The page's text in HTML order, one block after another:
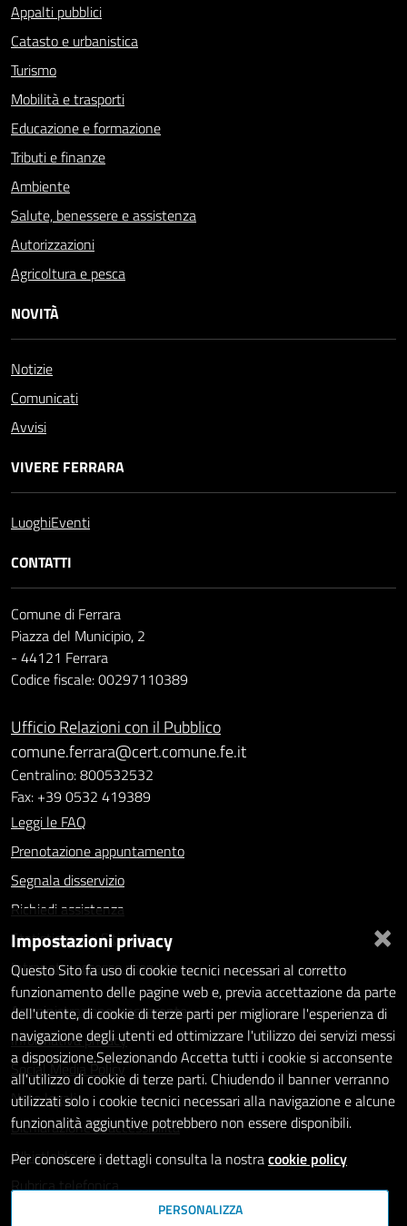
Appalti pubblici
Catasto e urbanistica
Turismo
Mobilità e trasporti
Educazione e formazione
Tributi e finanze
Ambiente
Salute, benessere e assistenza
Autorizzazioni
Agricoltura e pesca
NOVITÀ
Notizie
Comunicati
Avvisi
VIVERE FERRARA
LuoghiEventi
CONTATTI
Comune di Ferrara
Piazza del Municipio, 2
- 44121 Ferrara
Codice fiscale: 00297110389
Ufficio Relazioni con il Pubblico
comune.ferrara@cert.comune.fe.it
Centralino: 800532532
Fax: +39 0532 419389
Leggi le FAQ
Prenotazione appuntamento
Segnala disservizio
Richiedi assistenza
Statistiche dei Siti web
Intranet - accesso riservato
Amministrazione trasparente
Informativa privacy
Social Media Policy
Note legali
Dichiarazione di accessibilità
Whistleblowing
Rubrica telefonica
×
Impostazioni privacy
Questo Sito fa uso di cookie tecnici necessari al corretto
funzionamento delle pagine web e, previa accettazione da parte
dell'utente, di cookie di terze parti per migliorare l'esperienza di
navigazione degli utenti ed ottimizzare l'utilizzo dei servizi messi
a disposizione.Selezionando Accetta tutti i cookie si acconsente
all'utilizzo di cookie di terze parti. Chiudendo il banner verranno
utilizzati solo i cookie tecnici necessari alla navigazione e alcune
funzionalità aggiuntive potrebbero non essere disponibili.
Per conoscere i dettagli consulta la nostracookie policy
PERSONALIZZA